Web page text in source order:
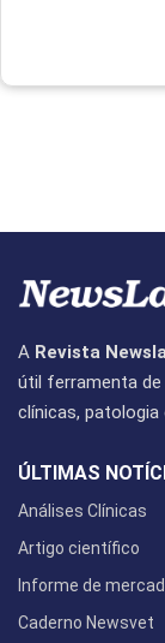
A Revista
útil ferramenta
clínicas, patologia
ÚLTIMAS
Análises Clínicas
Artigo científico
Informe de
Caderno Newsvet